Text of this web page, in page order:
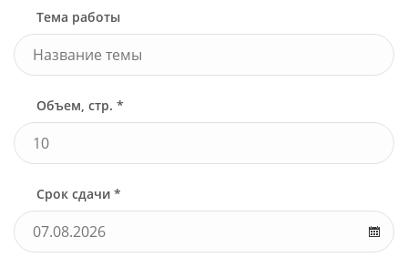
Тема работы
Объем, стр. *
Срок сдачи *